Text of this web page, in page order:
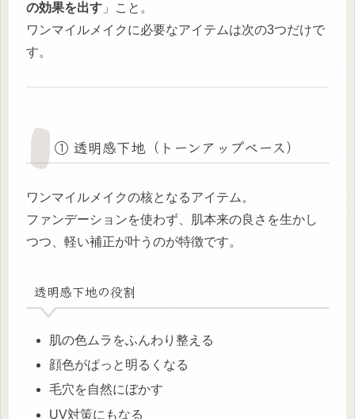
の効果を出す 」こと。
ワンマイルメイクに必要なアイテムは次の3つだけで
す。
① 透明感下地（トーンアップベース）
ワンマイルメイクの核となるアイテム。
ファンデーションを使わず、肌本来の良さを生かし
つつ、軽い補正が叶うのが特徴です。
透明感下地の役割
肌の色ムラをふんわり整える
顔色がぱっと明るくなる
毛穴を自然にぼかす
UV対策にもなる